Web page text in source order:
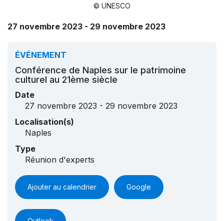
© UNESCO
27 novembre 2023 - 29 novembre 2023
ÉVÉNEMENT
Conférence de Naples sur le patrimoine
culturel au 21ème siècle
Date
27 novembre 2023 - 29 novembre 2023
Localisation(s)
Naples
Type
Réunion d'experts
Ajouter au calendrier Google